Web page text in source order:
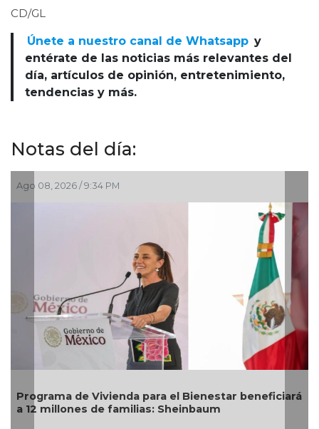
CD/GL
Únete a nuestro canal de Whatsapp y
entérate de las noticias más relevantes del
día, artículos de opinión, entretenimiento,
tendencias y más.
Notas del día:
Ago 05, 2026 / 8:55 PM
DIF Poza Rica lleva sabor y bienestar a los
mayores con "Sazón y corazón"